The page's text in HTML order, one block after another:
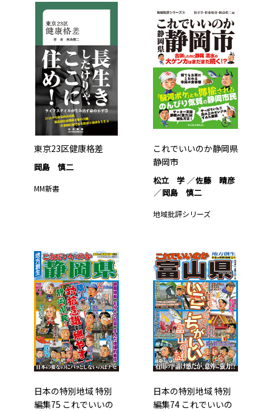
東京23区健康格差
岡島 慎二
MM新書
これでいいのか静岡県
静岡市
松立 学
佐藤 晴彦
岡島 慎二
地域批評シリーズ
日本の特別地域 特別
編集75 これでいいの
日本の特別地域 特別
編集74 これでいいの